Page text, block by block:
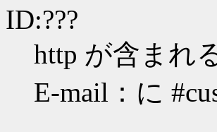
ID:???
http が含まれ
E-mail：に